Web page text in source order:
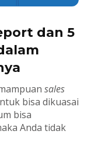
dan 5
sales
bisa dikuasai
bisa
Anda tidak